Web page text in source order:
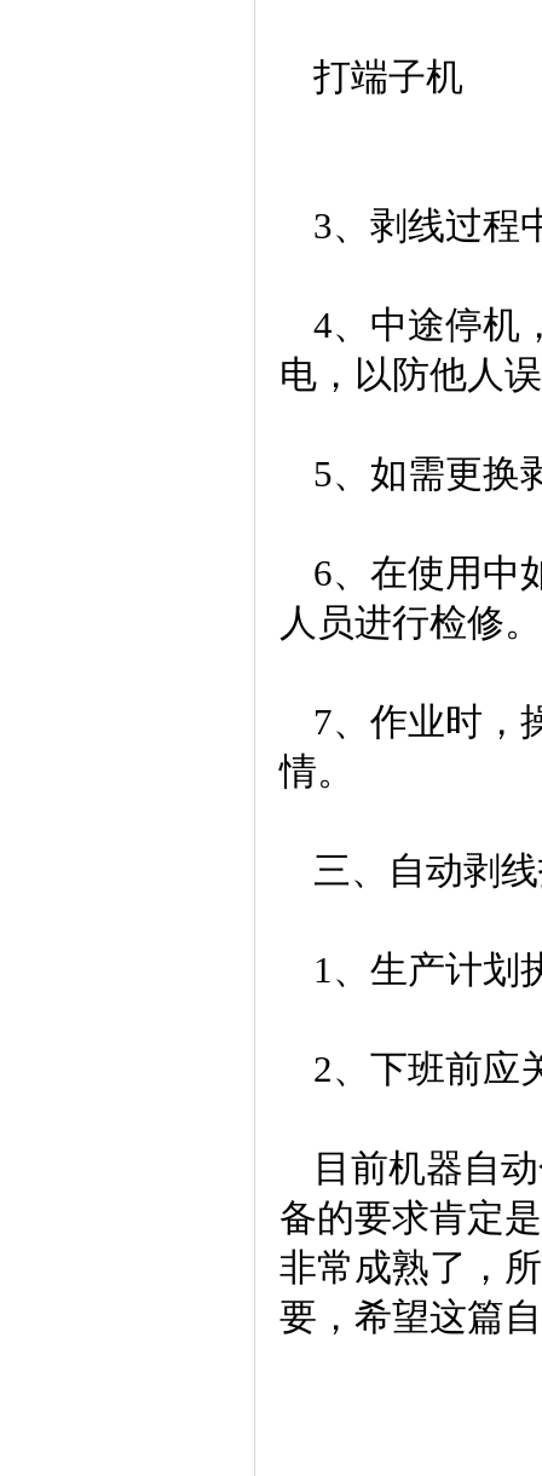
打端子机
3、剥线过程
4、中途停机
电，以防他人
5、如需更换
6、在使用中
人员进行检修。
7、作业时，
情。
三、自动剥
1、生产计划
2、下班前应
目前机器自
备的要求肯定
非常成熟了，
要，希望这篇